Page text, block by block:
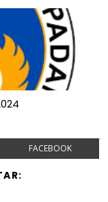
FACEBOOK